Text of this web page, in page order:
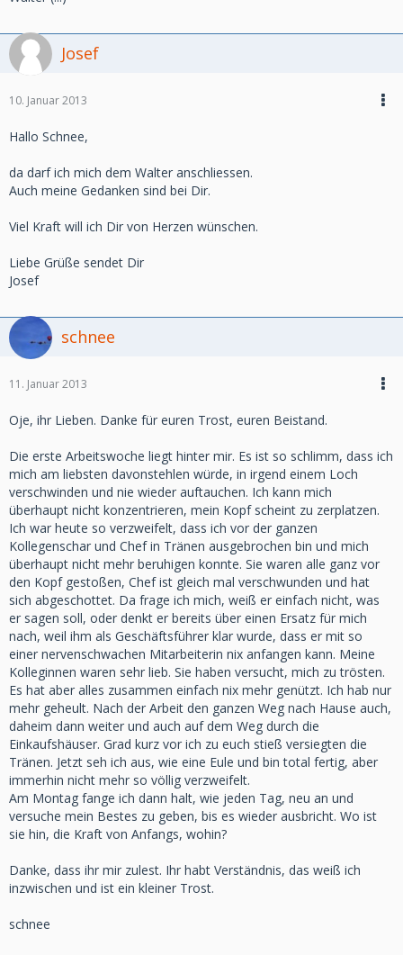
Josef
10. Januar 2013
Hallo Schnee,
da darf ich mich dem Walter anschliessen.
Auch meine Gedanken sind bei Dir.
Viel Kraft will ich Dir von Herzen wünschen.
Liebe Grüße sendet Dir
Josef
schnee
11. Januar 2013
Oje, ihr Lieben. Danke für euren Trost, euren Beistand.
Die erste Arbeitswoche liegt hinter mir. Es ist so schlimm, dass ich
mich am liebsten davonstehlen würde, in irgend einem Loch
verschwinden und nie wieder auftauchen. Ich kann mich
überhaupt nicht konzentrieren, mein Kopf scheint zu zerplatzen.
Ich war heute so verzweifelt, dass ich vor der ganzen
Kollegenschar und Chef in Tränen ausgebrochen bin und mich
überhaupt nicht mehr beruhigen konnte. Sie waren alle ganz vor
den Kopf gestoßen, Chef ist gleich mal verschwunden und hat
sich abgeschottet. Da frage ich mich, weiß er einfach nicht, was
er sagen soll, oder denkt er bereits über einen Ersatz für mich
nach, weil ihm als Geschäftsführer klar wurde, dass er mit so
einer nervenschwachen Mitarbeiterin nix anfangen kann. Meine
Kolleginnen waren sehr lieb. Sie haben versucht, mich zu trösten.
Es hat aber alles zusammen einfach nix mehr genützt. Ich hab nur
mehr geheult. Nach der Arbeit den ganzen Weg nach Hause auch,
daheim dann weiter und auch auf dem Weg durch die
Einkaufshäuser. Grad kurz vor ich zu euch stieß versiegten die
Tränen. Jetzt seh ich aus, wie eine Eule und bin total fertig, aber
immerhin nicht mehr so völlig verzweifelt.
Am Montag fange ich dann halt, wie jeden Tag, neu an und
versuche mein Bestes zu geben, bis es wieder ausbricht. Wo ist
sie hin, die Kraft von Anfangs, wohin?
Danke, dass ihr mir zulest. Ihr habt Verständnis, das weiß ich
inzwischen und ist ein kleiner Trost.
schnee